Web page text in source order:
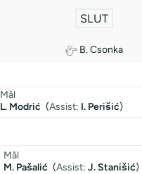
SLUT
B. Csonka
Mål
L. Modrić (Assist: I. Perišić)
Mål
M. Pašalić (Assist: J. Stanišić)